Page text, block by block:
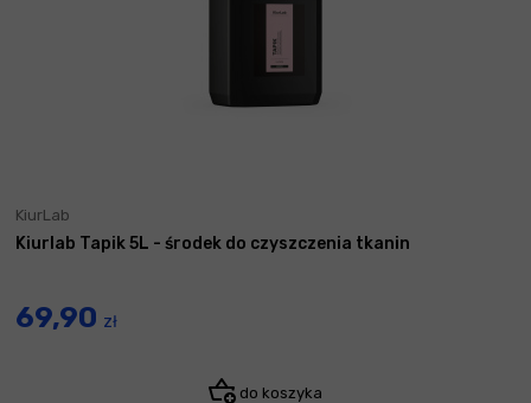
KiurLab
Kiurlab Tapik 5L - środek do czyszczenia tkanin
69,90 zł
do koszyka